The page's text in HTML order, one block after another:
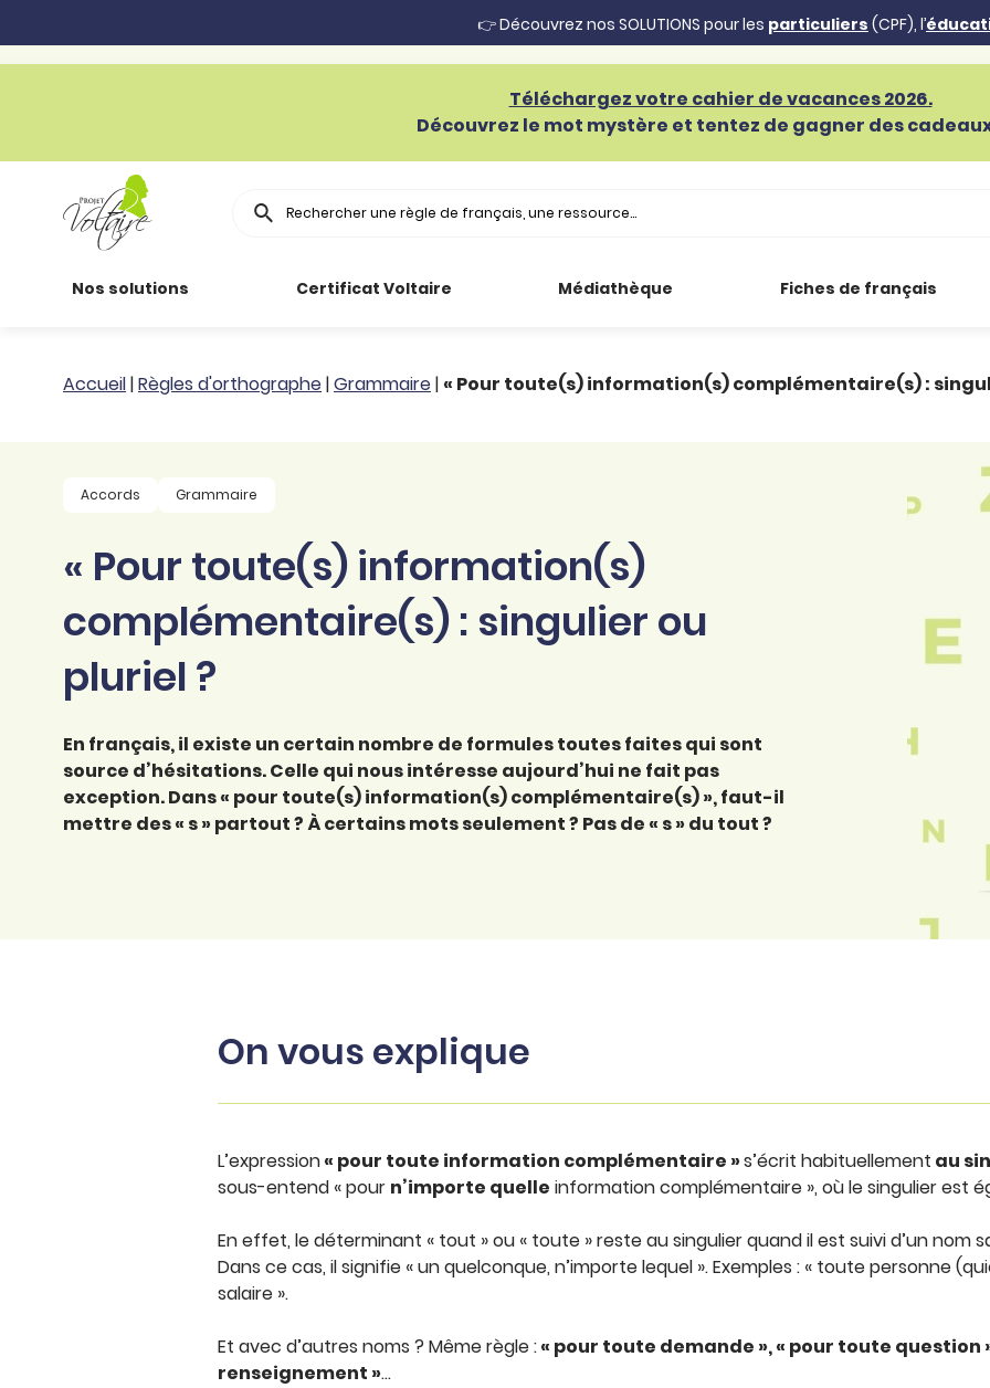
👉 Découvrez nos SOLUTIONS pour les particuliers (CPF), l’
Téléchargez votre cahier de vacances 2026.
Découvrez le mot mystère et tentez de gagner des cadeaux
Rechercher
Nos solutions
Particuliers
Organismes de
Certifier ses compétences
Évaluer le niveau de ses
Certificat Voltaire Médiathèque
Toutes nos
ressources
professionnel
Animer une classe
Aider ses enfants
Accompagner ses
salariés
française
Découvrir nos
ouvrages
Fiches de français
Conjugaison
d’orthographe
Syntaxe
Toutes nos fiches
Accueil|Règles d'orthographe|Grammaire| « Pour toute(s) information(s) complémentaire(s) :
Accords Grammaire
« Pour toute(s) information(s)
complémentaire(s) : singulier ou
pluriel ?
En français, il existe un certain nombre de formules toutes faites qui sont
source d’hésitations. Celle qui nous intéresse aujourd’hui ne fait pas
exception. Dans « pour toute(s) information(s) complémentaire(s) », faut-il
mettre des « s » partout ? À certains mots seulement ? Pas de « s » du tout ?
On vous explique
L’expression« pour toute information complémentaire »s’écrit habituellement au
sous-entend « pour n’importe quelle information complémentaire », où le singulier est
En effet, le déterminant « tout » ou « toute » reste au singulier quand il est suivi d’un nom
Dans ce cas, il signifie « un quelconque, n’importe lequel ». Exemples : « toute personne
salaire ».
Et avec d’autres noms ? Même règle :« pour toute demande », « pour toute question
renseignement »…